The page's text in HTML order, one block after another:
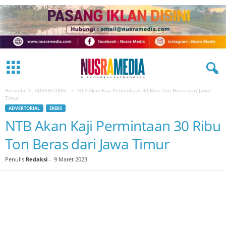
Beranda ADVERTORIAL
NTB Akan Kaji Permintaan 30 Ribu Ton Beras dari Jawa
Timur
ADVERTORIAL EKBIS
NTB Akan Kaji Permintaan 30 Ribu
Ton Beras dari Jawa Timur
Penulis Redaksi - 9 Maret 2023